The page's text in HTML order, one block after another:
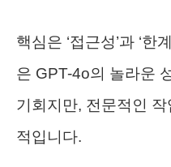
핵심은 ‘접근성’과 ‘한
은 GPT-4o의 놀라운
기회지만, 전문적인
적입니다.